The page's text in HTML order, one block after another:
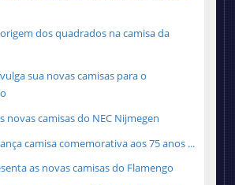
dos quadrados na camisa da
sua novas camisas para o
novas camisas do NEC Nijmegen
camisa comemorativa aos 75 anos ...
as novas camisas do Flamengo